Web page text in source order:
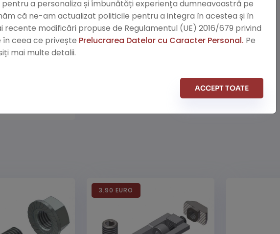
3.90 EURO
a personaliza și îmbunătăți experiența dumneavoastră pe
că ne-am actualizat politicile pentru a integra în acestea și în
modificări propuse de Regulamentul (UE) 2016/679 privind
ceea ce privește Prelucrarea Datelor cu Caracter Personal. Pe
mai multe detalii.
ACCEPT TOATE